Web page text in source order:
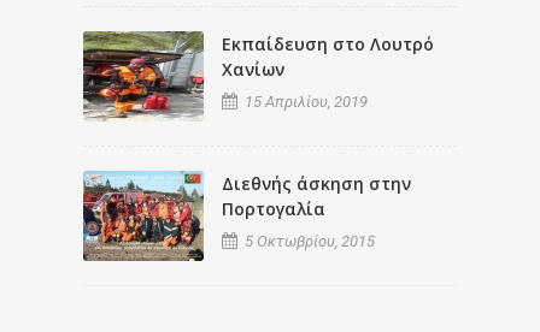
Εκπαίδευση στο Λουτρό
Χανίων
15 Απριλίου, 2019
Διεθνής άσκηση στην
Πορτογαλία
5 Οκτωβρίου, 2015